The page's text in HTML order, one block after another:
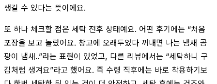
생길 수 있다는 뜻이에요.
또 하나 체크할 점은 세탁 전후 상태예요. 어떤 후기에는 “처음
포장을 보고 놀랐어요. 창고에 오래두었다 꺼내면 나는 냄새 곰
팡이 냄새..”라는 표현이 있었고, 다른 리뷰에서는 “세탁하니 구
김처럼 생겨요”라고 했어요. 즉 수령 직후에는 바로 착용하기보